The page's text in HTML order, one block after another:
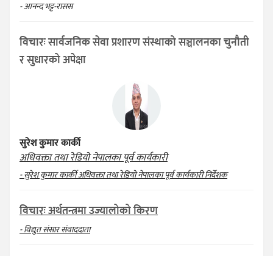
- आनन्द भट्ट-रासस
विचारः सार्वजनिक सेवा प्रशारण संस्थाको सञ्चालनका चुनौती
र सुधारको अपेक्षा
सुरेश कुमार कार्की
अधिवक्ता तथा रेडियो नेपालका पूर्व कार्यकारी
- सुरेश कुमार कार्की अधिवक्ता तथा रेडियो नेपालका पूर्व कार्यकारी निर्देशक
विचारः अर्थतन्त्रमा उज्यालोको किरण
- विद्युत संसार संवाददाता